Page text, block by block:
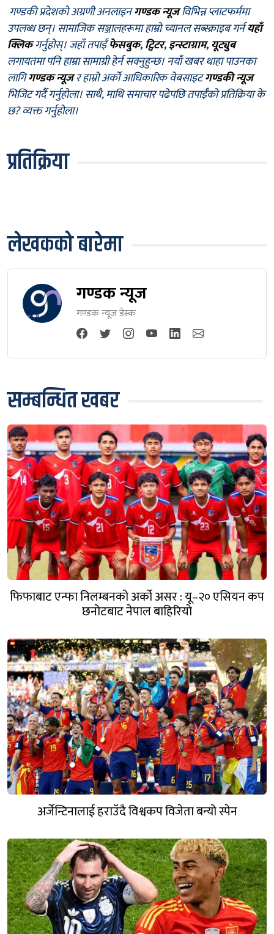
गण्डकी प्रदेशको अग्रणी अनलाइनगण्डक न्यूजविभिन्न प्लाटफर्ममा
उपलब्ध छन्। सामाजिक सञ्जालहरूमा हाम्रो च्यानल सब्स्क्राइब गर्नयहाँ
क्लिकगर्नुहोस्। जहाँ तपाईँफेसबुक,ट्विटर,इन्स्टाग्राम, यूट्युब
लगायतमा पनि हाम्रा सामाग्री हेर्न सक्नुहुन्छ। नयाँ खबर थाहा पाउनका
लागिगण्डक न्यूजर हाम्रो अर्को आधिकारिक वेबसाइटगण्डकी न्यूज
भिजिट गर्दै गर्नुहोला। साथै, माथि समाचार पढेपछि तपाईँको प्रतिक्रिया के
छ? व्यक्त गर्नुहोला।
प्रतिक्रिया
लेखकको बारेमा
गण्डक न्यूज
गण्डक न्यूज डेस्क
सम्बन्धित खबर
फिफाबाट एन्फा निलम्बनको अर्को असर : यू–२० एसियन कप
छनोटबाट नेपाल बाहिरियो
अर्जेन्टिनालाई हराउँदै विश्वकप विजेता बन्यो स्पेन